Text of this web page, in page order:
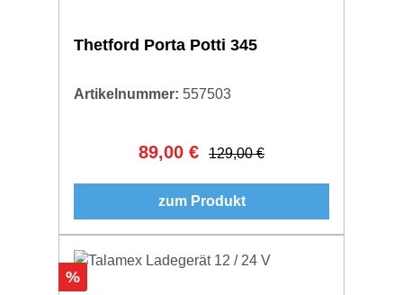
Thetford Porta Potti 345
Artikelnummer: 557503
Verkaufspreis:
89,00 € Regulärer Preis:
129,00 €
zum Produkt
Rabatt
%